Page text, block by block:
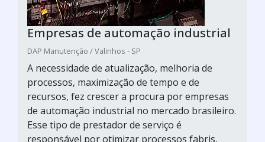
Empresas de automação industrial
DAP Manutenção / Valinhos - SP
A necessidade de atualização, melhoria de
processos, maximização de tempo e de
recursos, fez crescer a procura por empresas
de automação industrial no mercado brasileiro.
Esse tipo de prestador de serviço é
responsável por otimizar processos fabris,